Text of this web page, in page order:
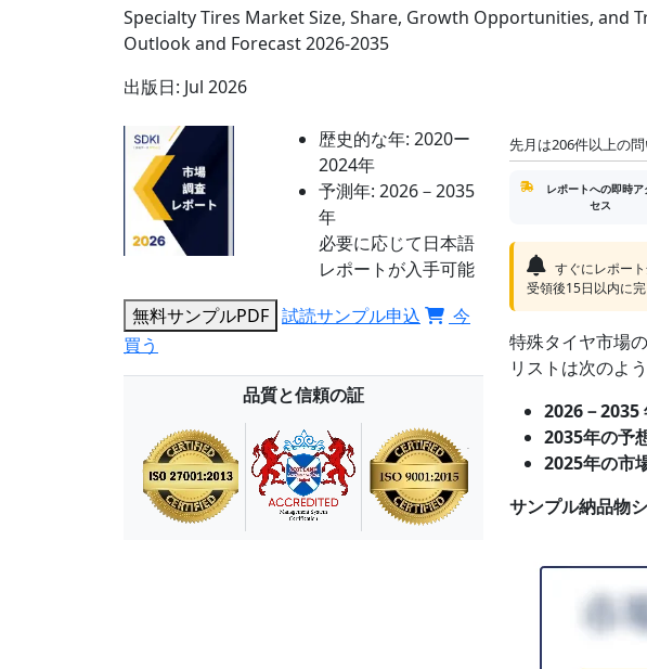
Specialty Tires Market Size, Share, Growth Opportunities, and
Outlook and Forecast 2026-2035
出版日: Jul 2026
歴史的な年: 2020ー
2024年
予測年: 2026－2035
年
必要に応じて日本語
レポートが入手可能
無料サンプルPDF 試読サンプル申込
今
買う
品質と信頼の証
先月は206件以上の
レポートへの即時ア
セス
すぐにレポー
受領後15日以内に完
特殊タイヤ市場
リストは次のよ
2026－2035
2035年の予
2025年の市
サンプル納品物